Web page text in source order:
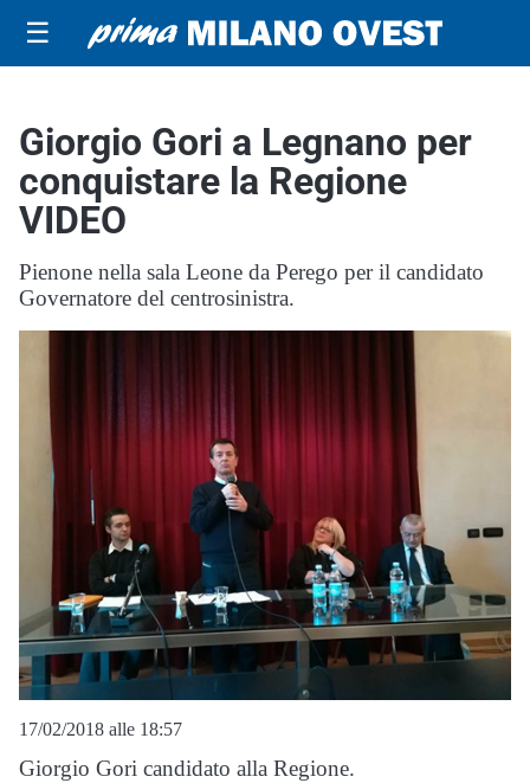
☰
Giorgio Gori a Legnano per
conquistare la Regione
VIDEO
Pienone nella sala Leone da Perego per il candidato
Governatore del centrosinistra.
17/02/2018 alle 18:57
Giorgio Gori candidato alla Regione.